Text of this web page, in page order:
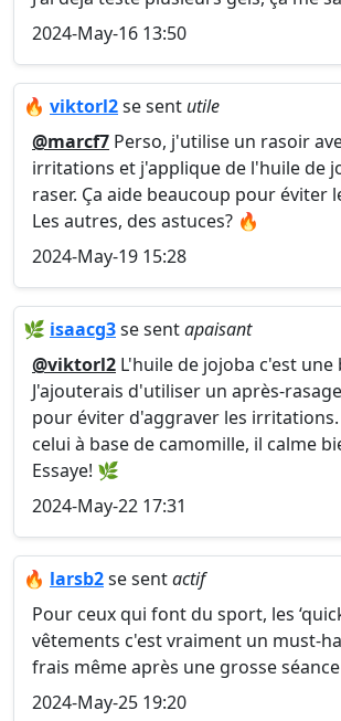
2024-May-16 13:50
🔥 viktorl2se sent utile
@marcf7 Perso, j'utilise un rasoir
irritations et j'applique de l'huile de
raser. Ça aide beaucoup pour éviter
Les autres, des astuces? 🔥
2024-May-19 15:28
🌿 isaacg3se sentapaisant
@viktorl2 L'huile de jojoba c'est une
J'ajouterais d'utiliser un après-
pour éviter d'aggraver les
celui à base de camomille, il calme
Essaye! 🌿
2024-May-22 17:31
🔥 larsb2se sentactif
Pour ceux qui font du sport, les
vêtements c'est vraiment un must-
frais même après une grosse
2024-May-25 19:20